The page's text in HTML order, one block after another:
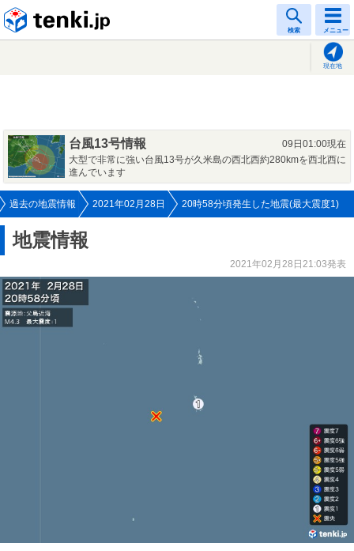
検索 メニュー
現在地
台風13号情報
09日01:00現在
大型で非常に強い台風13号が久米島の西北西約280kmを西北西に
進んでいます
過去の地震情報 2021年02月28日 20時58分頃発生した地震(最大震度1)
地震情報
2021年02月28日21:03発表